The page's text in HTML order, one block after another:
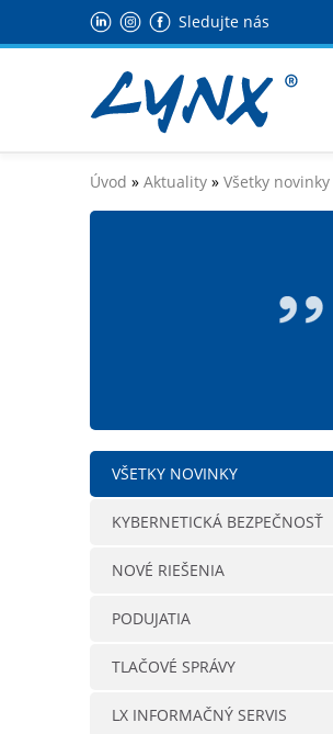
Sledujte nás
Úvod » Aktuality » Všetky novinky
VŠETKY NOVINKY
KYBERNETICKÁ BEZPEČNOSŤ
NOVÉ RIEŠENIA
PODUJATIA
TLAČOVÉ SPRÁVY
LX INFORMAČNÝ SERVIS